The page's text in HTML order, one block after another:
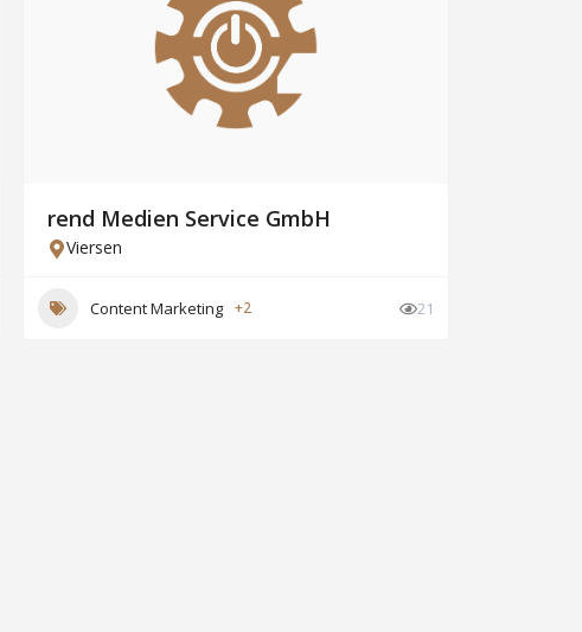
rend Medien Service GmbH
Viersen
Content Marketing +2 21